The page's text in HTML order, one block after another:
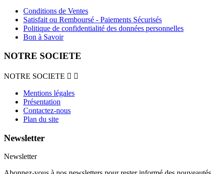
Conditions de Ventes
Satisfait ou Remboursé - Paiements Sécurisés
Politique de confidentialité des données personnelles
Bon à Savoir
NOTRE SOCIETE
NOTRE SOCIETE  
Mentions légales
Présentation
Contactez-nous
Plan du site
Newsletter
Newsletter